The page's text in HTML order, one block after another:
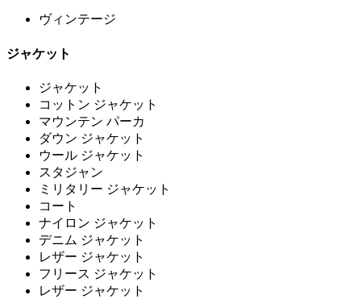
ヴィンテージ
ジャケット
ジャケット
コットン ジャケット
マウンテン パーカ
ダウン ジャケット
ウール ジャケット
スタジャン
ミリタリー ジャケット
コート
ナイロン ジャケット
デニム ジャケット
レザー ジャケット
フリース ジャケット
レザー ジャケット